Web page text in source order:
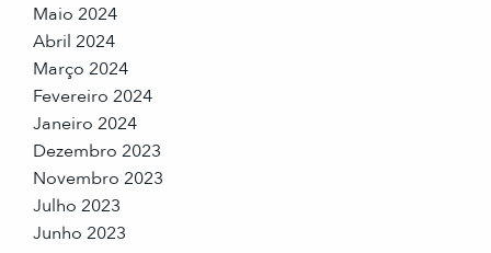
Maio 2024
Abril 2024
Março 2024
Fevereiro 2024
Janeiro 2024
Dezembro 2023
Novembro 2023
Julho 2023
Junho 2023